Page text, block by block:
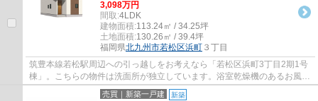
3,098万円
間取:4LDK
建物面積:113.24㎡ / 34.25坪
土地面積:130.26㎡ / 39.4坪
福岡県北九州市若松区浜町 ３丁目
筑豊本線若松駅周辺への引っ越しをお考えなら「若松区浜町3丁目2期1号
棟」。こちらの物件は洗面所が独立しています。浴室乾燥機のあるお風呂
場は洗濯物を干すときにも便利です。建物面...
売買｜新築一戸建 新築